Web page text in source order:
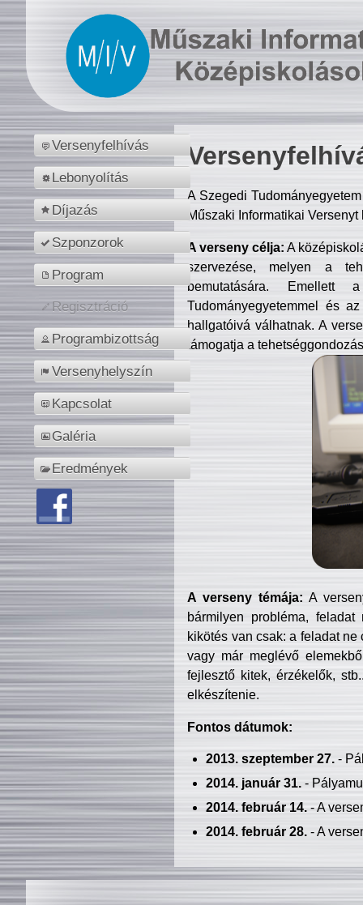
Versenyfelhívás
Lebonyolítás
Díjazás
Szponzorok
Program
Regisztráció
Programbizottság
Versenyhelyszín
Kapcsolat
Galéria
Eredmények
A Szegedi
Műszaki Informatikai
A verseny célja: A
szervezése, melyen a
bemutatására. Emellett
Tudományegyetemmel és
hallgatóivá válhatnak. A
támogatja a
A verseny témája: A
bármilyen probléma, feladat
kikötés van csak: a feladat
vagy már meglévő
fejlesztő kitek, érzékelők,
elkészítenie.
Fontos dátumok:
2013. szeptember 27.-
2014. január 31.-
2014. február 14.- A
2014. február 28.- A